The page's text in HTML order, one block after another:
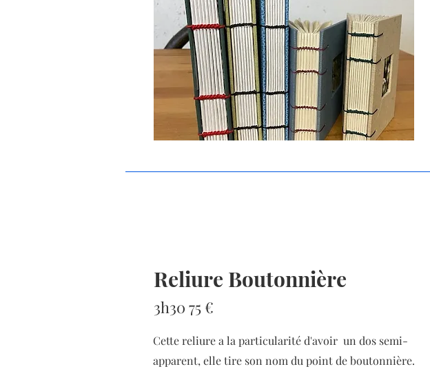
Reliure Boutonnière
3h30 75 €
Cette reliure a la particularité d'avoir un dos semi-
apparent, elle tire son nom du point de boutonnière.